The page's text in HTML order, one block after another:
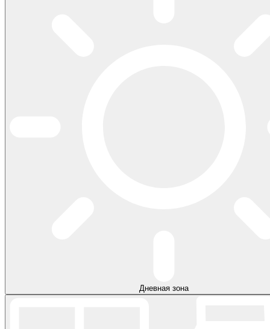
Дневная зона